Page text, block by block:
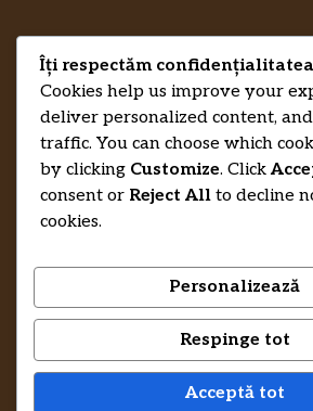
RecenziiLucrareLicenta.eu
© 2026
Trimite-ne un mesaj și te
Îți respectăm confidențialitatea
Cookies help us improve your
deliver personalized content,
traffic. You can choose which
by clicking Customize. Click
consent or Reject All to decline
cookies.
Personalizează
Respinge tot
Acceptă tot